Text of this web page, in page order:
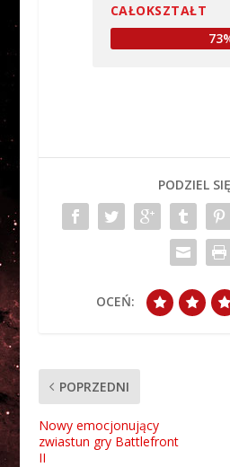
CAŁOKSZTAŁT
PODZIEL
OCEŃ:
POPRZEDNI
Nowy emocjonujący
zwiastun gry Battlefront
II